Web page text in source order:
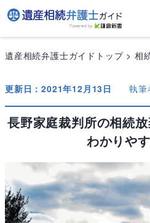
遺産相続弁護士ガイドトップ 相
更新日：2021年12月13日 執筆
長野家庭裁判所の相続
わかりや